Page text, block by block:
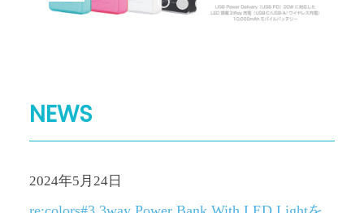
NEWS
2024年5月24日